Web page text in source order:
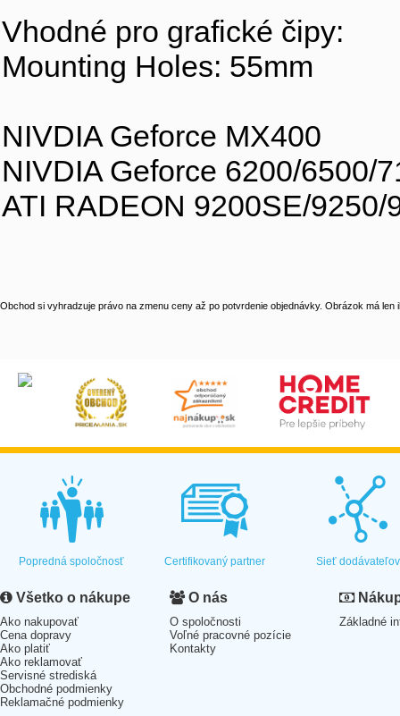
Vhodné pro grafické čipy:
Mounting Holes: 55mm
NIVDIA Geforce MX400
NIVDIA Geforce 6200/6500/
ATI RADEON 9200SE/
Obchod si vyhradzuje právo na zmenu ceny až po potvrdenie objednávky. Obrázok má len
Popredná spoločnosť Certifikovaný partner Sieť dodávateľov
Všetko o nákupe
Ako nakupovať
Cena dopravy
Ako platiť
Ako reklamovať
Servisné strediská
Obchodné podmienky
Reklamačné podmienky
O nás
O spoločnosti
Voľné pracovné pozície
Kontakty
Základné